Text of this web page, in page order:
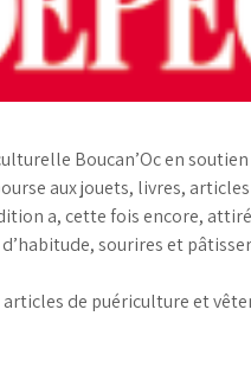
Boucan’Oc en
aux jouets, livres,
a, cette fois encore,
sourires et
articles de puériculture et